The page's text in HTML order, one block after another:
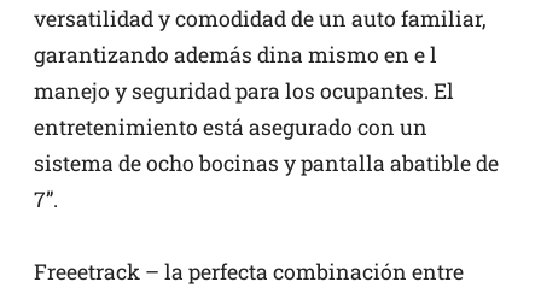
versatilidad y comodidad de un auto familiar,
garantizando además dina mismo en e l
manejo y seguridad para los ocupantes. El
entretenimiento está asegurado con un
sistema de ocho bocinas y pantalla abatible de
7”.
Freeetrack – la perfecta combinación entre